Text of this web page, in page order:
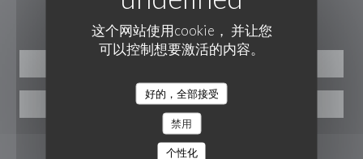
这个网站使用cookie， 并让您
可以控制想要激活的内容。
好的，全部接受
禁用
个性化
预订
优惠券
关注我们